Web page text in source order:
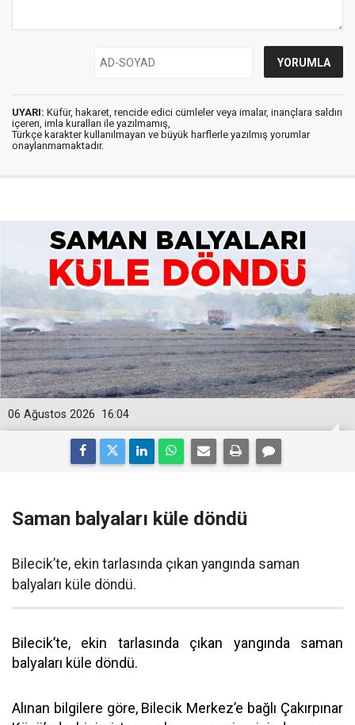
UYARI: Küfür, hakaret, rencide edici cümleler veya imalar, inançlara saldırı
içeren, imla kuralları ile yazılmamış,
Türkçe karakter kullanılmayan ve büyük harflerle yazılmış yorumlar
onaylanmamaktadır.
16:04
06 Ağustos 2026
Saman balyaları küle döndü
Bilecik’te, ekin tarlasında çıkan yangında saman
balyaları küle döndü.
Bilecik’te, ekin tarlasında çıkan yangında saman
balyaları küle döndü.
Alınan bilgilere göre, Bilecik Merkez’e bağlı Çakırpınar